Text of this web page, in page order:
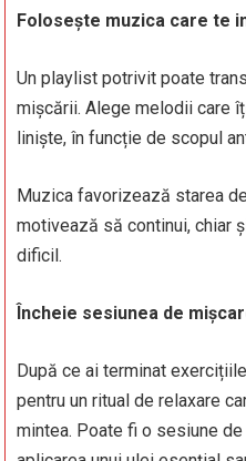
Folosește muzica care te
Un playlist potrivit poate
mișcării. Alege melodii care
liniște, în funcție de scopul
Muzica favorizează starea
motivează să continui, chiar
dificil.
Încheie sesiunea de
După ce ai terminat
pentru un ritual de relaxare
mintea. Poate fi o sesiune